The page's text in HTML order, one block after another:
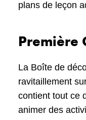
plans de leçon
Première
La Boîte de
ravitaillement
contient tout ce
animer des